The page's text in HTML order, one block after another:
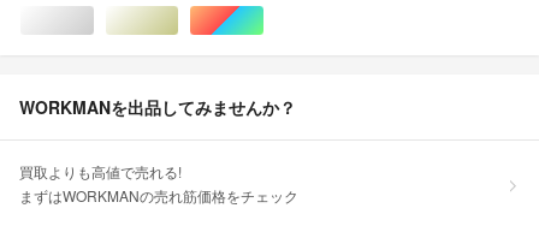
シルバー/銀色系ゴールド/金色系マルチカラー
WORKMANを出品してみませんか？
買取よりも高値で売れる!
まずはWORKMANの売れ筋価格をチェック